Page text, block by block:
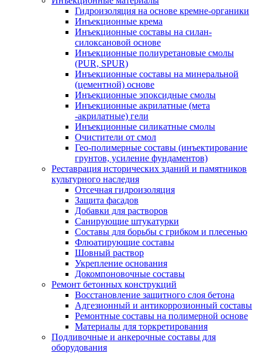
Гидроизоляция на основе кремне-органики
Инъекционные крема
Инъекционные составы на силан-
силоксановой основе
Инъекционные полиуретановые смолы
(PUR, SPUR)
Инъекционные составы на минеральной
(цементной) основе
Инъекционные эпоксидные смолы
Инъекционные акрилатные (мета
-акрилатные) гели
Инъекционные силикатные смолы
Очистители от смол
Гео-полимерные составы (инъектирование
грунтов, усиление фундаментов)
Реставрация исторических зданий и памятников
культурного наследия
Отсечная гидроизоляция
Защита фасадов
Добавки для растворов
Санирующие штукатурки
Составы для борьбы с грибком и плесенью
Флюатирующие составы
Шовный раствор
Укрепление основания
Докомпоновочные составы
Ремонт бетонных конструкций
Восстановление защитного слоя бетона
Адгезионный и антикоррозионный составы
Ремонтные составы на полимерной основе
Материалы для торкретирования
Подливочные и анкерочные составы для
оборудования